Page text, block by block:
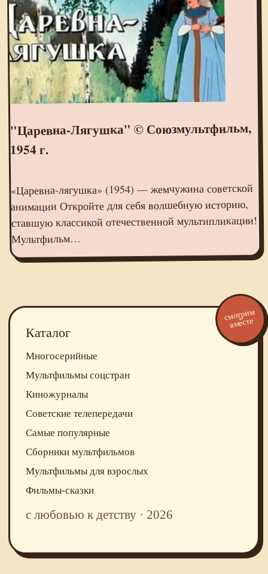
"Царевна-Лягушка" © Союзмультфильм,
1954 г.
«Царевна‑лягушка» (1954) — жемчужина советской
анимации Откройте для себя волшебную историю,
ставшую классикой отечественной мультипликации!
Мультфильм…
Каталог
Многосерийные
Мультфильмы соцстран
Киножурналы
Советские телепередачи
Самые популярные
Сборники мультфильмов
Мультфильмы для взрослых
Фильмы-сказки
с любовью к детству · 2026
смотрим
вместе